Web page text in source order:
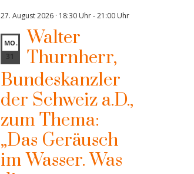
27. August 2026 · 18:30 Uhr-21:00 Uhr
MO.
31
Walter
Thurnherr,
Bundeskanzler
der Schweiz a.D.,
zum Thema:
„Das Geräusch
im Wasser. Was